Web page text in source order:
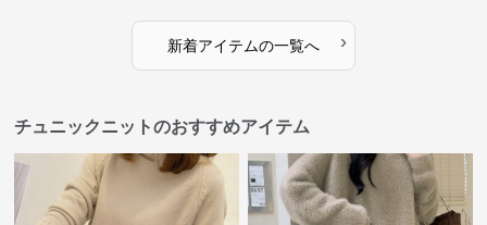
新着アイテムの一覧へ ›
チュニックニットのおすすめアイテム